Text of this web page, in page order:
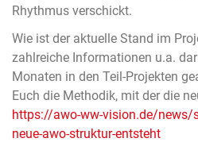
Rhythmus verschickt.
Wie ist der aktuelle Stand im
zahlreiche Informationen u.a.
Monaten in den Teil-Projekten
Euch die Methodik, mit der die
https://awo-ww-vision.de/news/
neue-awo-struktur-entsteht